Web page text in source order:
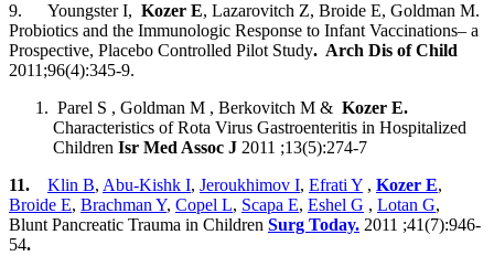
9. Youngster I, Kozer E, Lazarovitch Z, Broide E, Goldman M.
Probiotics and the Immunologic Response to Infant Vaccinations– a
Prospective, Placebo Controlled Pilot Study. Arch Dis of Child
2011;96(4):345-9.
Parel S , Goldman M , Berkovitch M & Kozer E.
Characteristics of Rota Virus Gastroenteritis in Hospitalized
Children Isr Med Assoc J 2011 ;13(5):274-7
11. Klin B, Abu-Kishk I, Jeroukhimov I, Efrati Y , Kozer E,
Broide E, Brachman Y, Copel L, Scapa E, Eshel G , Lotan G,
Blunt Pancreatic Trauma in Children Surg Today. 2011 ;41(7):946-
54.